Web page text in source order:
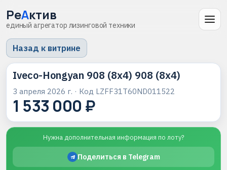
РеАктив
единый агрегатор лизинговой техники
Назад к витрине
Iveco-Hongyan 908 (8x4) 908 (8x4)
3 апреля 2026 г. · Код LZFF31T60ND011522
1 533 000 ₽
Нужна дополнительная информация по лоту?
Поделиться в Telegram